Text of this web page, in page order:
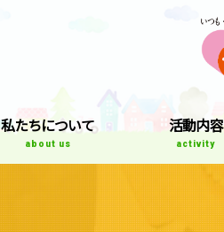
私たちについて
about us
活動内容
activity